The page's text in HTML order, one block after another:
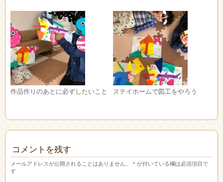
作品作りのあとに必ずしたいこと ステイホームで図工をやろう
コメントを残す
メールアドレスが公開されることはありません。 * が付いている欄は必須項目で
す